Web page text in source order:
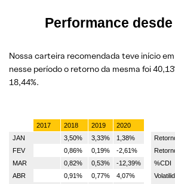
Performance
Nossa carteira recomendada teve início
nesse período o retorno da mesma foi
18,44%.
2017 2018 2019 2020
JAN
3,50% 3,33% 1,38%
FEV
0,86% 0,19% -2,61%
MAR
0,82% 0,53% -12,39% %CDI
ABR
0,91% 0,77% 4,07%